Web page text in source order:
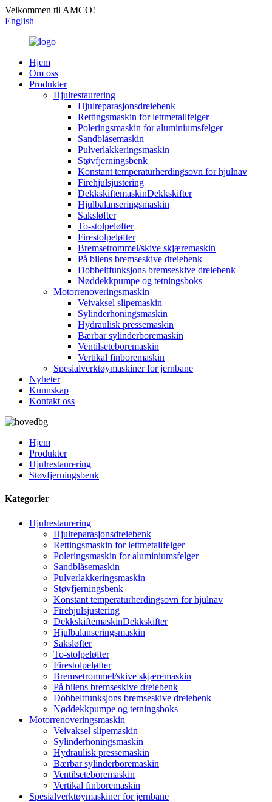
Velkommen til AMCO!
English
Hjem
Om oss
Produkter
Hjulrestaurering
Hjulreparasjonsdreiebenk
Rettingsmaskin for lettmetallfelger
Poleringsmaskin for aluminiumsfelger
Sandblåsemaskin
Pulverlakkeringsmaskin
Støvfjerningsbenk
Konstant temperaturherdingsovn for hjulnav
Firehjulsjustering
DekkskiftemaskinDekkskifter
Hjulbalanseringsmaskin
Saksløfter
To-stolpeløfter
Firestolpeløfter
Bremsetrommel/skive skjæremaskin
På bilens bremseskive dreiebenk
Dobbeltfunksjons bremseskive dreiebenk
Nøddekkpumpe og tetningsboks
Motorrenoveringsmaskin
Veivaksel slipemaskin
Sylinderhoningsmaskin
Hydraulisk pressemaskin
Bærbar sylinderboremaskin
Ventilseteboremaskin
Vertikal finboremaskin
Spesialverktøymaskiner for jernbane
Nyheter
Kunnskap
Kontakt oss
Hjem
Produkter
Hjulrestaurering
Støvfjerningsbenk
Kategorier
Hjulrestaurering
Hjulreparasjonsdreiebenk
Rettingsmaskin for lettmetallfelger
Poleringsmaskin for aluminiumsfelger
Sandblåsemaskin
Pulverlakkeringsmaskin
Støvfjerningsbenk
Konstant temperaturherdingsovn for hjulnav
Firehjulsjustering
DekkskiftemaskinDekkskifter
Hjulbalanseringsmaskin
Saksløfter
To-stolpeløfter
Firestolpeløfter
Bremsetrommel/skive skjæremaskin
På bilens bremseskive dreiebenk
Dobbeltfunksjons bremseskive dreiebenk
Nøddekkpumpe og tetningsboks
Motorrenoveringsmaskin
Veivaksel slipemaskin
Sylinderhoningsmaskin
Hydraulisk pressemaskin
Bærbar sylinderboremaskin
Ventilseteboremaskin
Vertikal finboremaskin
Spesialverktøymaskiner for jernbane